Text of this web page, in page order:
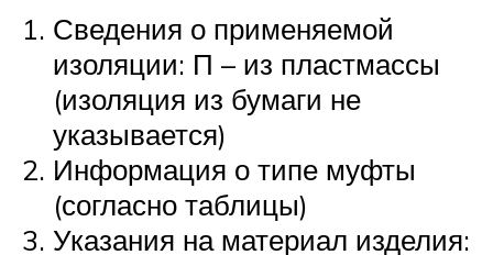
Сведения о применяемой
изоляции: П – из пластмассы
(изоляция из бумаги не
указывается)
Информация о типе муфты
(согласно таблицы)
Указания на материал изделия: